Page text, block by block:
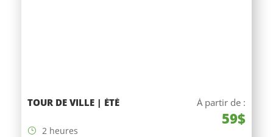
TOUR DE VILLE | ÉTÉ À partir de :
59$
2 heures